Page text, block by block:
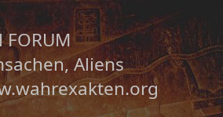
FORUM
Aliens